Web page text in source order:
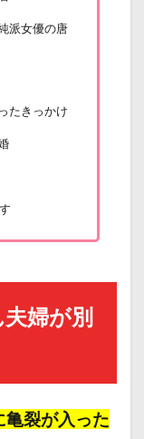
派女優の唐
たきっかけ
婦が別
亀裂が入った